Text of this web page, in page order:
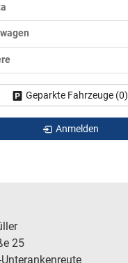
Geparkte Fahrzeuge (0)
Anmelden
25